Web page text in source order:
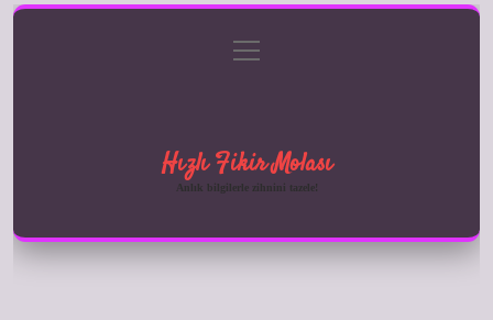
Gizlilik Politikası
menüyü
aç
Hızlı Fikir Molası
Anlık bilgilerle zihnini tazele!